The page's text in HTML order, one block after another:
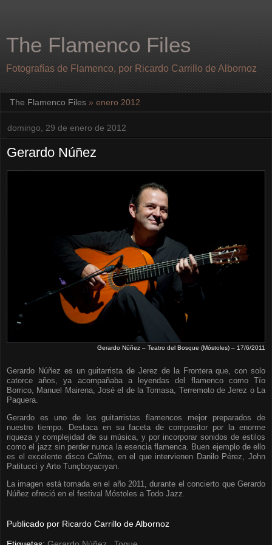
The Flamenco Files
Fotografías de Flamenco, por Ricardo Carrillo de Albornoz
The Flamenco Files » enero 2012
domingo, 29 de enero de 2012
Gerardo Núñez
Gerardo Núñez – Teatro del Bosque (Móstoles) – 17/6/2011
Gerardo Núñez es un guitarrista de Jerez de la Frontera que, con solo
catorce años, ya acompañaba a leyendas del flamenco como Tío
Borrico, Manuel Mairena, José el de la Tomasa, Terremoto de Jerez o La
Paquera.
Gerardo es uno de los guitarristas flamencos mejor preparados de
nuestro tiempo. Destaca en su faceta de compositor por la enorme
riqueza y complejidad de su música, y por incorporar sonidos de estilos
como el jazz sin perder nunca la esencia flamenca. Buen ejemplo de ello
es el excelente discoCalima, en el que intervienen Danilo Pérez, John
Patitucci y Arto Tunçboyacıyan.
La imagen está tomada en el año 2011, durante el concierto que Gerardo
Núñez ofreció en el festival Móstoles a Todo Jazz.
Publicado por Ricardo Carrillo de Albornoz